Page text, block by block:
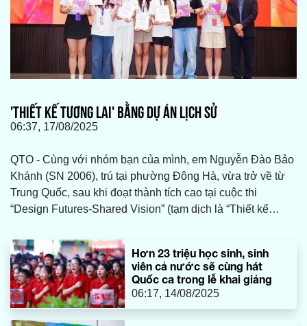
'THIẾT KẾ TƯƠNG LAI' BẰNG DỰ ÁN LỊCH SỬ
06:37, 17/08/2025
QTO - Cùng với nhóm bạn của mình, em Nguyễn Đào Bảo
Khánh (SN 2006), trú tại phường Đông Hà, vừa trở về từ
Trung Quốc, sau khi đoạt thành tích cao tại cuộc thi
“Design Futures-Shared Vision” (tạm dịch là “Thiết kế
Thiết kế, Đại học Thanh Hoa tổ chức. Để gặt hái thành quả
ấy, các em đã xây dựng một dự án mới, giúp mọi người
trân quý hơn giá trị lịch sử.
Hơn 23 triệu học sinh, sinh
viên cả nước sẽ cùng hát
Quốc ca trong lễ khai giảng
06:17, 14/08/2025